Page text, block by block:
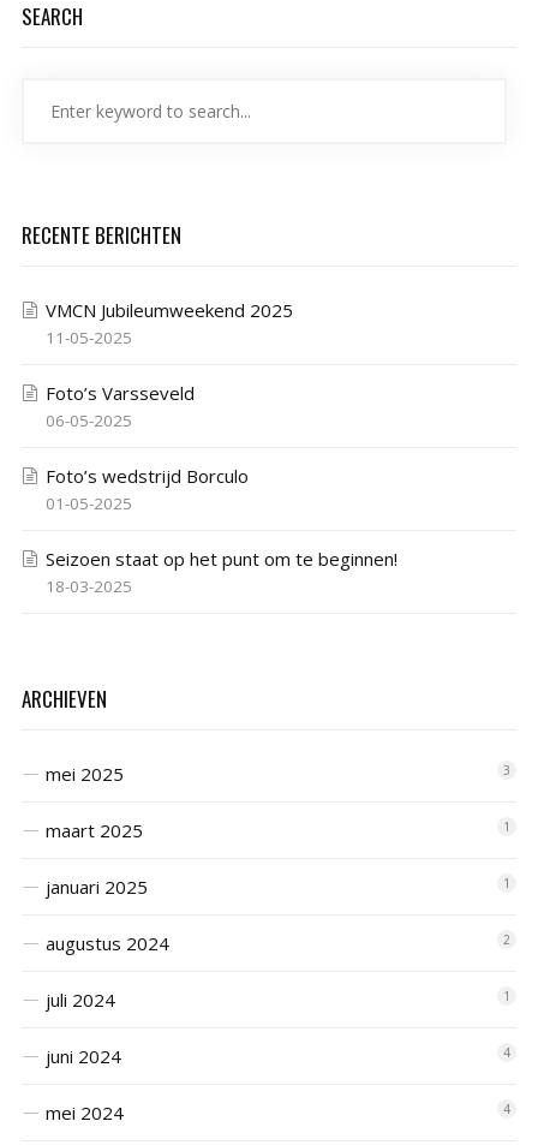
SEARCH
RECENTE BERICHTEN
VMCN Jubileumweekend 2025
11-05-2025
Foto’s Varsseveld
06-05-2025
Foto’s wedstrijd Borculo
01-05-2025
Seizoen staat op het punt om te beginnen!
18-03-2025
ARCHIEVEN
mei 2025 3
maart 2025 1
januari 2025 1
augustus 2024 2
juli 2024 1
juni 2024 4
mei 2024 4